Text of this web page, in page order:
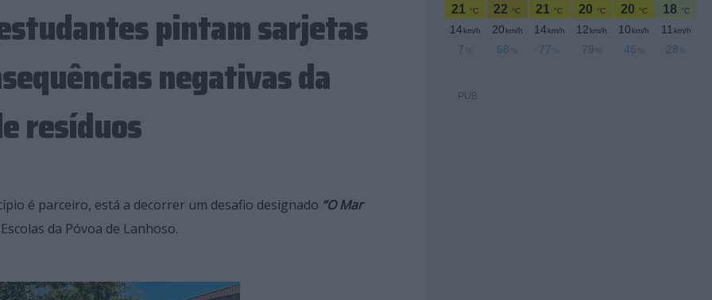
pintam sarjetas
negativas da
resíduos
é parceiro, está a decorrer um desafio designado “O Mar
da Póvoa de Lanhoso.
PUB